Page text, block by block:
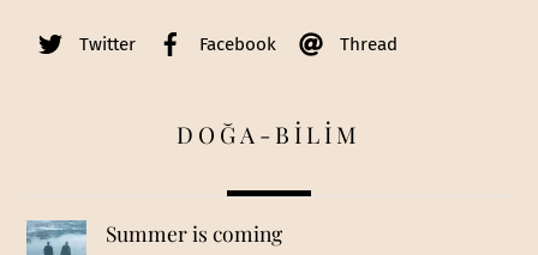
Twitter Facebook Thread
DOĞA-BİLİM
Summer is coming